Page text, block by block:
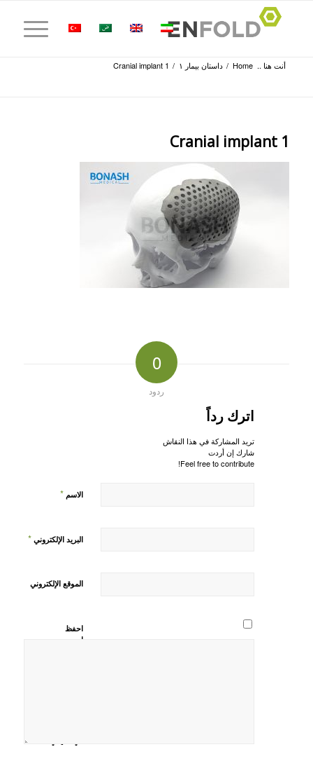
أنت هنا .. Home
/ داستان بیمار ۱ /
Cranial implant 1
Cranial implant 1
0
ردود
اترك رداً
تريد المشاركة في هذا النقاش
شارك إن أردت
Feel free to contribute!
الاسم *
البريد الإلكتروني *
الموقع الإلكتروني
احفظ
اسمي،